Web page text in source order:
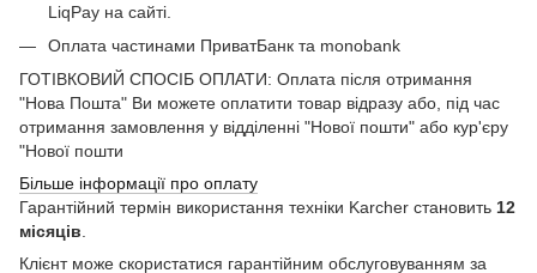
LiqPay на сайті.
Оплата частинами ПриватБанк та monobank
ГОТІВКОВИЙ СПОСІБ ОПЛАТИ: Оплата після отримання
"Нова Пошта" Ви можете оплатити товар відразу або, під час
отримання замовлення у відділенні "Нової пошти" або кур'єру
"Нової пошти
Більше інформації про оплату
Гарантійний термін використання техніки Karcher становить 12
місяців.
Клієнт може скористатися гарантійним обслуговуванням за